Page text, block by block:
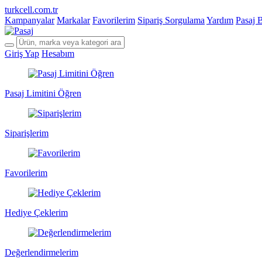
turkcell.com.tr
Kampanyalar Markalar Favorilerim Sipariş Sorgulama Yardım Pasaj
Giriş Yap Hesabım
Pasaj Limitini Öğren
Siparişlerim
Favorilerim
Hediye Çeklerim
Değerlendirmelerim